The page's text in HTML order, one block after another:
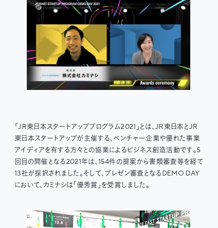
「JR東日本スタートアッププログラム2021」とは、JR東日本とJR
東日本スタートアップが主催する、ベンチャー企業や優れた事業
アイディアを有する方々との協業によるビジネス創造活動です。5
回目の開催となる2021年は、154件の提案から書類審査等を経て
13社が採択されました。そして、プレゼン審査となるDEMO DAY
において、カミナシは「優秀賞」を受賞しました。